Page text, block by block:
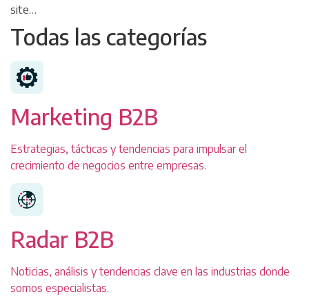
site…
Todas las categorías
Marketing B2B
Estrategias, tácticas y tendencias para impulsar el
crecimiento de negocios entre empresas.
Radar B2B
Noticias, análisis y tendencias clave en las industrias donde
somos especialistas.